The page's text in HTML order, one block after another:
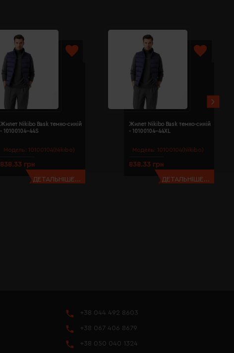
Модель: 10100104(Nikibo)
Жилет Nikibo Bask темно-синій
- 10100104-44S
838.33 грн
ДЕТАЛЬНІШЕ...
Модель: 10100104(Nikibo)
Жилет Nikibo Bask темно-синій
- 10100104-44XL
838.33 грн
ДЕТАЛЬНІШЕ...
+38 044 492 8603
+38 067 406 8679
+38 050 040 1324